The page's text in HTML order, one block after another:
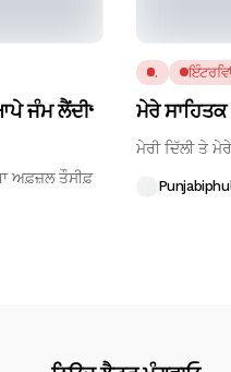
ਜੰਮ ਲੈਂਦੀ‘
ਅਫ਼ਜ਼ਲ ਤੌਸੀਫ਼
.
ਮੇਰੇ
ਮੇਰੀ ਦਿੱਲੀ ਤੇ